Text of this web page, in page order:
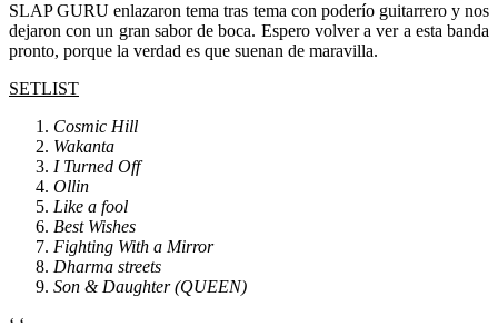
SLAP GURU enlazaron tema tras tema con poderío guitarrero y nos
dejaron con un gran sabor de boca. Espero volver a ver a esta banda
pronto, porque la verdad es que suenan de maravilla.
SETLIST
Cosmic Hill
Wakanta
I Turned Off
Ollin
Like a fool
Best Wishes
Fighting With a Mirror
Dharma streets
Son & Daughter (QUEEN)
‘ ‘